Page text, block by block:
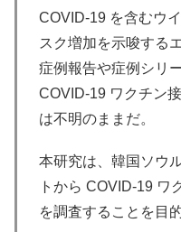
COVID-19 を含むウ
スク増加を示唆する
症例報告や症例シリ
COVID-19 ワクチン
は不明のままだ。
本研究は、韓国ソウ
トから COVID-19 ワ
を調査することを目